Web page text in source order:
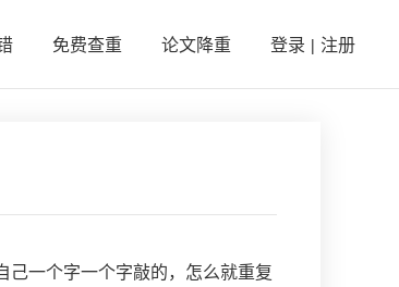
免费查重 论文降重 登录 | 注册
一个字一个字敲的，怎么就重复